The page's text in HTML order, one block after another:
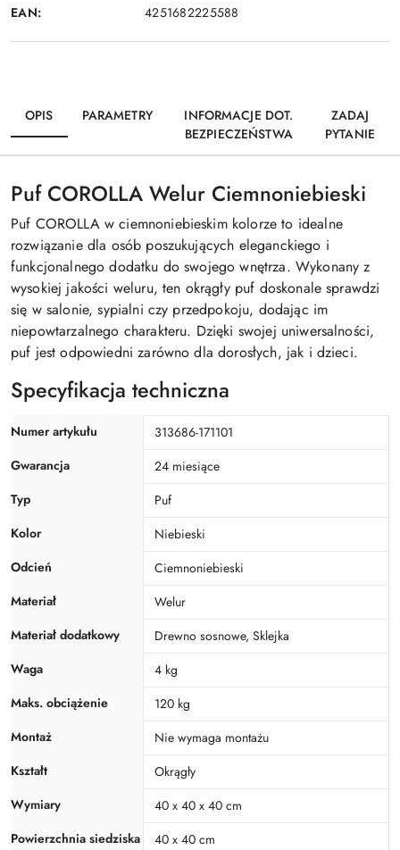
EAN: 4251682225588
OPIS PARAMETRY
INFORMACJE DOT.
BEZPIECZEŃSTWA
ZADAJ
PYTANIE
Puf COROLLA Welur Ciemnoniebieski
Puf COROLLA w ciemnoniebieskim kolorze to idealne
rozwiązanie dla osób poszukujących eleganckiego i
funkcjonalnego dodatku do swojego wnętrza. Wykonany z
wysokiej jakości weluru, ten okrągły puf doskonale sprawdzi
się w salonie, sypialni czy przedpokoju, dodając im
niepowtarzalnego charakteru. Dzięki swojej uniwersalności,
puf jest odpowiedni zarówno dla dorosłych, jak i dzieci.
Specyfikacja techniczna
Numer artykułu
313686-171101
Gwarancja
24 miesiące
Typ
Puf
Kolor
Niebieski
Odcień
Ciemnoniebieski
Materiał
Welur
Materiał dodatkowy
Drewno sosnowe, Sklejka
Waga
4 kg
Maks. obciążenie
120 kg
Montaż
Nie wymaga montażu
Kształt
Okrągły
Wymiary
40 x 40 x 40 cm
Powierzchnia siedziska
40 x 40 cm